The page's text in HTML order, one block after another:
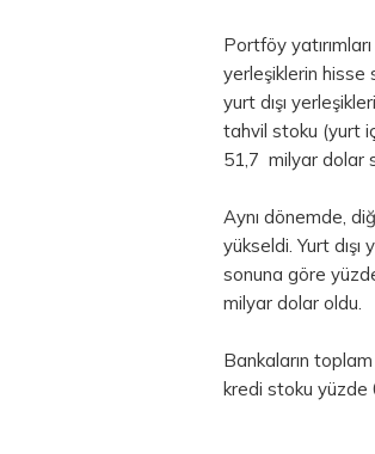
Portföy
yerleşiklerin hisse
yurt dışı
tahvil stoku (yurt
51,7 milyar dolar
Aynı dönemde,
yükseldi. Yurt
sonuna göre
milyar dolar oldu.
Bankaların
kredi stoku yüzde